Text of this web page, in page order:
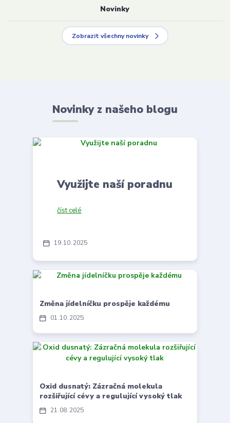
Novinky
Zobrazit všechny novinky
Novinky z našeho blogu
19 10 2025
Využijte naší poradnu
číst celé
01 10 2025
Změna jídelníčku prospěje každému
21 08 2025
Oxid dusnatý: Zázračná molekula
rozšiřující cévy a regulující vysoký tlak